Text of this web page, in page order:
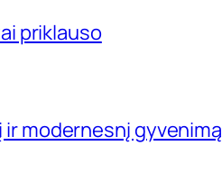
priklauso
modernesnį gyvenimą